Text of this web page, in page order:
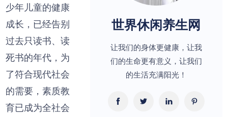
少年儿童的健康
成长，已经告别
过去只读书、读
死书的年代，为
了符合现代社会
的需要，素质教
育已成为全社会
世界休闲养生网
让我们的身体更健康，让我
们的生命更有意义，让我们
的生活充满阳光！